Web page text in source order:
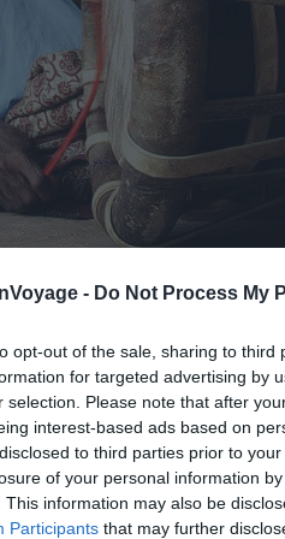
- Do Not Process My
opt-out of the sale, sharing to
for targeted advertising by
selection. Please note that after
interest-based ads based on
to third parties prior to
of your personal information
This information may also be
Participants that may further
– Vinoth Chandar
de partir pour une
qui saura vous raconter
vient vous chercher au pied
Johor Bahru, une mosquée
vous poursuivez votre
d’admirer le